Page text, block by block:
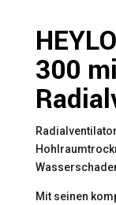
300
Mit seinen